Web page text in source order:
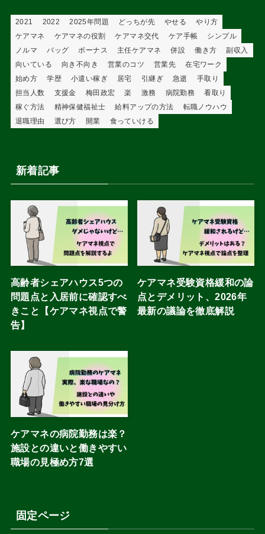
2021 2022 2025年問題 どっちが先 やせる
やり方
ケアマネ
ケアマネの役割 ケアマネ交代 ケア手帳
シンプル
ノルマ
バッグ ボーナス 主任ケアマネ 併設 働き方
副収入
向いている
向き不向き 営業のコツ 営業先
在宅ワーク
始め方
学歴 小遣い稼ぎ 居宅 引継ぎ 急逝
手取り
担当人数
支援金 梅田政宏 楽 激務 病院勤務
看取り
稼ぐ方法
精神保健福祉士 給料アップの方法
転職ノウハウ
退職理由
選び方 開業 食っていける
新着記事
高齢者シェアハウス5つの
問題点と入居前に確認すべ
きこと【ケアマネ視点で警
告】
ケアマネ受験資格緩和の論
点とデメリット、2026年
最新の議論を徹底解説
ケアマネの病院勤務は楽？
施設との違いと働きやすい
職場の見極め方7選
固定ページ